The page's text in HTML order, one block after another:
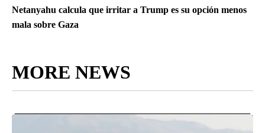
Netanyahu calcula que irritar a Trump es su opción menos
mala sobre Gaza
MORE NEWS